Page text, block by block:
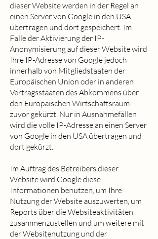
dieser Website werden in der Regel an
einen Server von Google in den USA
übertragen und dort gespeichert. Im
Falle der Aktivierung der IP-
Anonymisierung auf dieser Website wird
Ihre IP-Adresse von Google jedoch
innerhalb von Mitgliedstaaten der
Europäischen Union oder in anderen
Vertragsstaaten des Abkommens über
den Europäischen Wirtschaftsraum
zuvor gekürzt. Nur in Ausnahmefällen
wird die volle IP-Adresse an einen Server
von Google in den USA übertragen und
dort gekürzt.
Im Auftrag des Betreibers dieser
Website wird Google diese
Informationen benutzen, um Ihre
Nutzung der Website auszuwerten, um
Reports über die Websiteaktivitäten
zusammenzustellen und um weitere mit
der Websitenutzung und der